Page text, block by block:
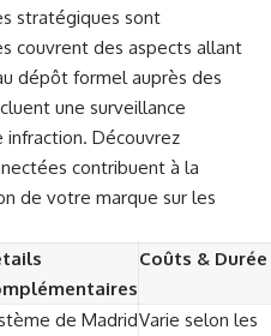
stratégiques sont
couvrent des aspects allant
dépôt formel auprès des
une surveillance
Découvrez
contribuent à la
de votre marque sur les
Coûts & Durée
de MadridVarie selon les